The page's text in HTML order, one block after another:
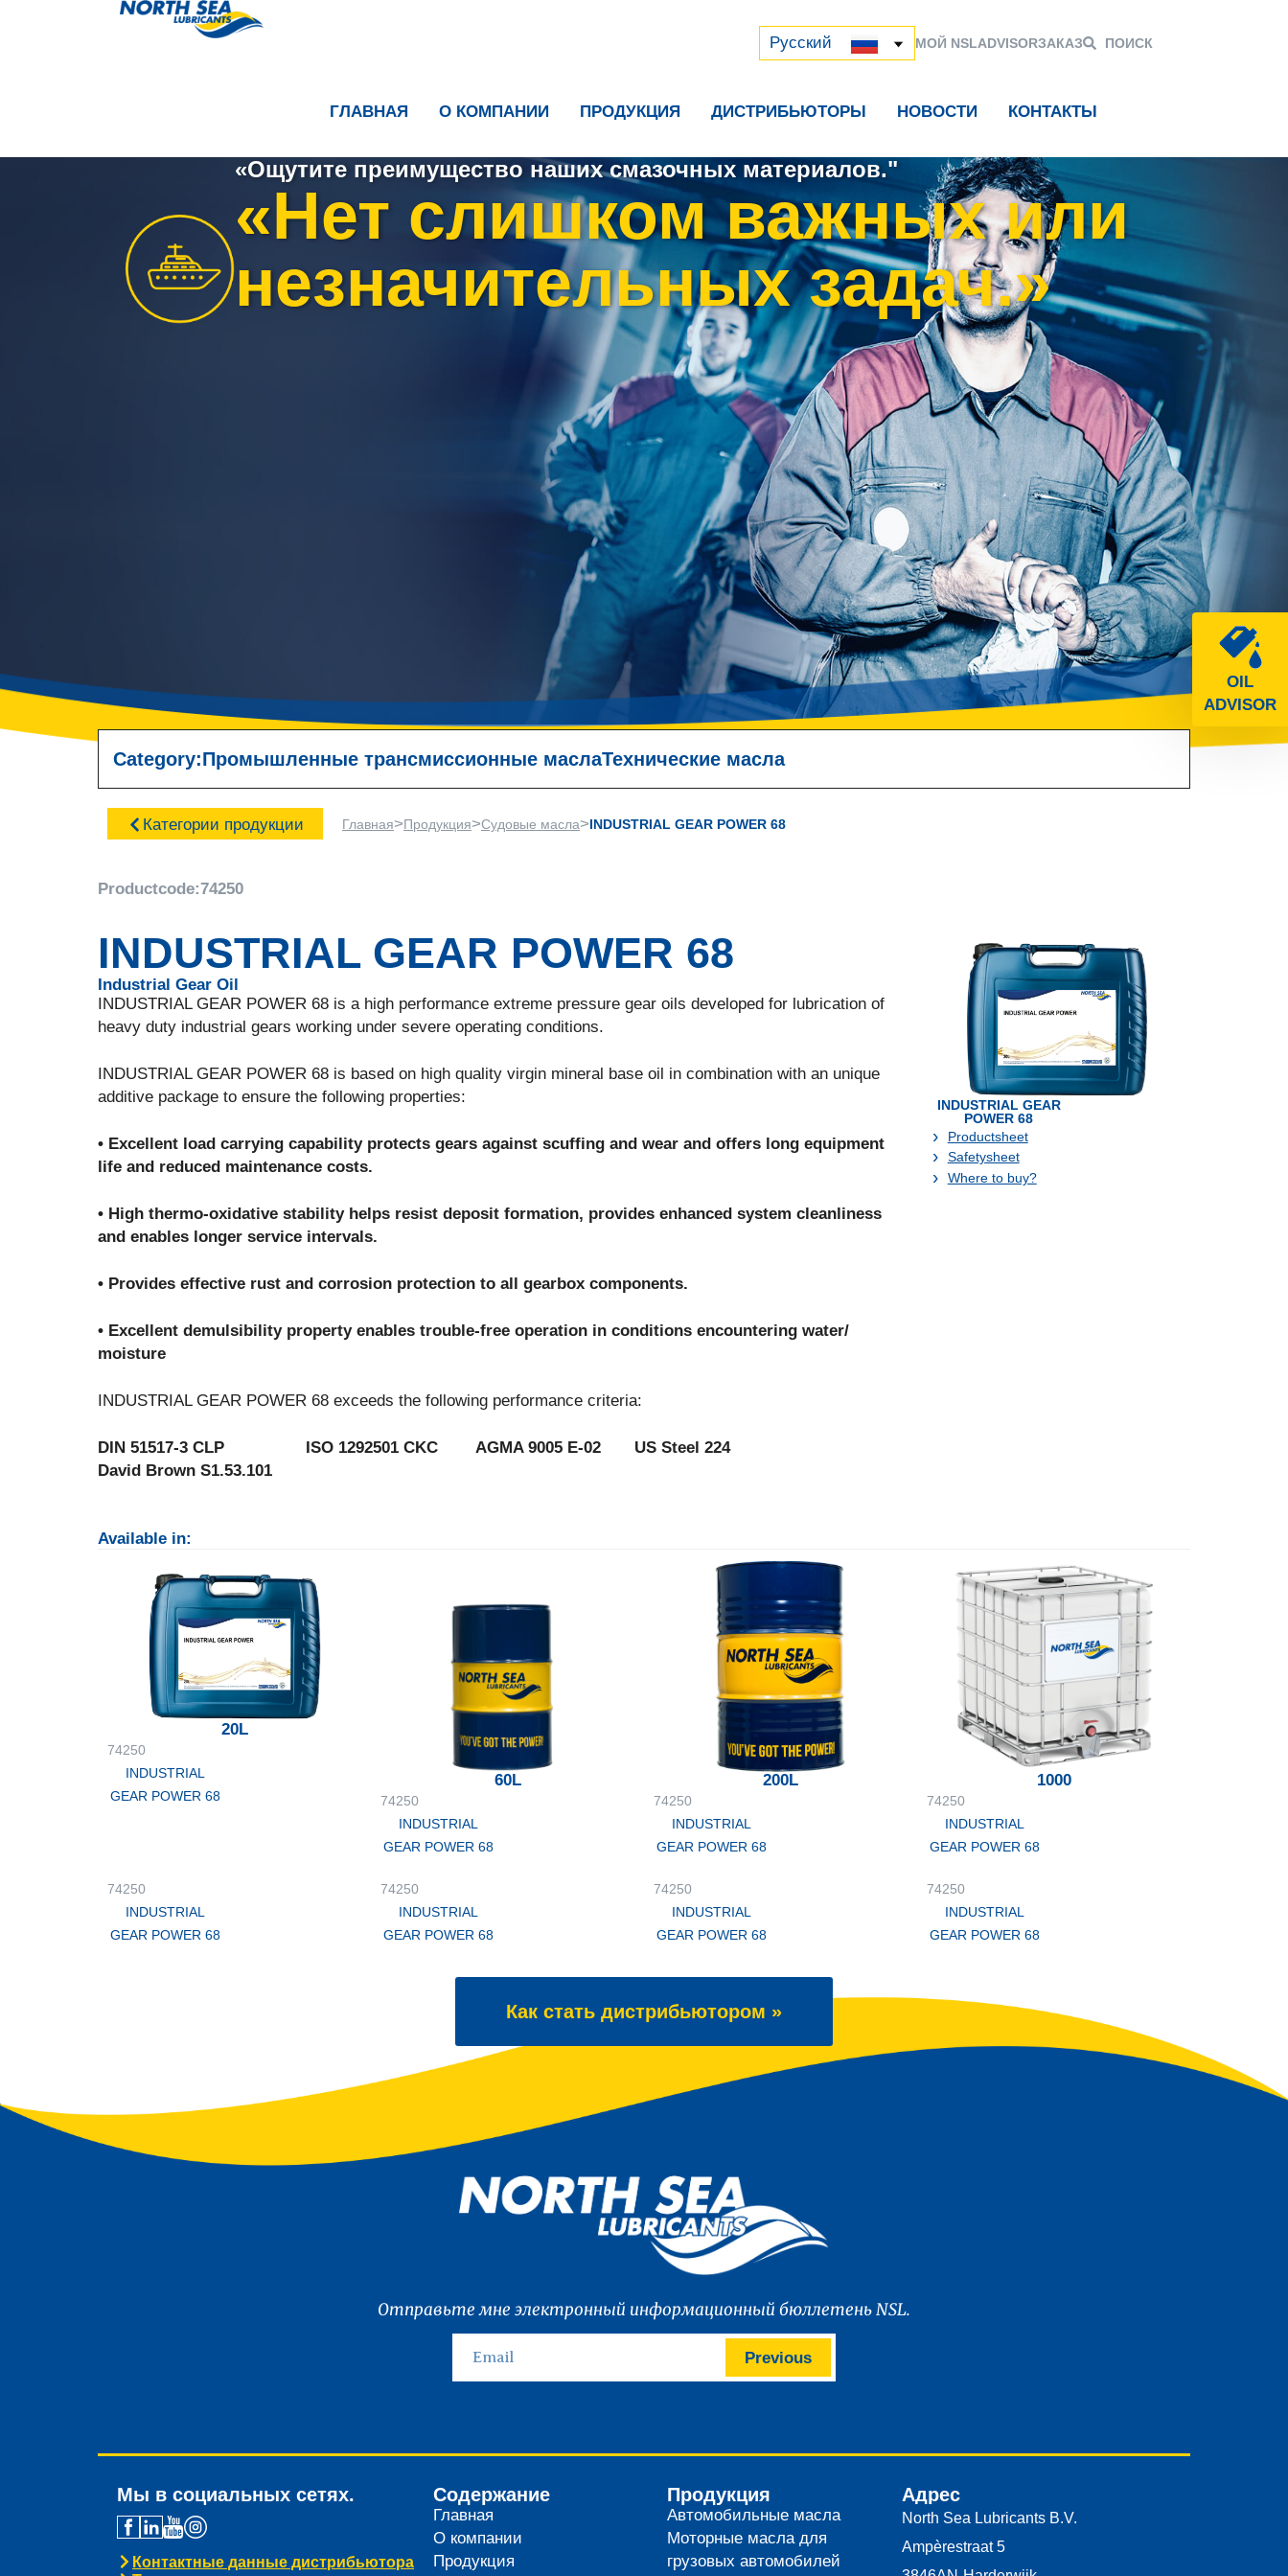
Русский
中文 (中国) МОЙ NSLADVISORЗАКАЗ ПОИСК
ГЛАВНАЯ О КОМПАНИИ ПРОДУКЦИЯ ДИСТРИБЬЮТОРЫ НОВОСТИ КОНТАКТЫ
OIL
ADVISOR
«Ощутите преимущество наших смазочных материалов."
«Нет слишком важных или
незначительных задач.»
Category:Промышленные трансмиссионные маслаТехнические масла
Категории продукции Главная>Продукция>Судовые масла>INDUSTRIAL GEAR POWER 68
Productcode:74250
INDUSTRIAL GEAR POWER 68
Industrial Gear Oil
INDUSTRIAL GEAR POWER 68 is a high performance extreme pressure gear oils developed for lubrication of
heavy duty industrial gears working under severe operating conditions.
INDUSTRIAL GEAR POWER 68 is based on high quality virgin mineral base oil in combination with an unique
additive package to ensure the following properties:
• Excellent load carrying capability protects gears against scuffing and wear and offers long equipment
life and reduced maintenance costs.
• High thermo-oxidative stability helps resist deposit formation, provides enhanced system cleanliness
and enables longer service intervals.
• Provides effective rust and corrosion protection to all gearbox components.
• Excellent demulsibility property enables trouble-free operation in conditions encountering water/
moisture
INDUSTRIAL GEAR POWER 68 exceeds the following performance criteria:
DIN 51517-3 CLP ISO 1292501 CKC AGMA 9005 E-02 US Steel 224
David Brown S1.53.101
INDUSTRIAL GEAR
POWER 68
Productsheet
Safetysheet
Where to buy?
Available in:
20L
74250
INDUSTRIAL
GEAR POWER 68
60L
74250
INDUSTRIAL
GEAR POWER 68
200L
74250
INDUSTRIAL
GEAR POWER 68
1000
74250
INDUSTRIAL
GEAR POWER 68
74250
INDUSTRIAL
GEAR POWER 68
74250
INDUSTRIAL
GEAR POWER 68
74250
INDUSTRIAL
GEAR POWER 68
74250
INDUSTRIAL
GEAR POWER 68
Как стать дистрибьютором »
Отправьте мне электронный информационный бюллетень NSL.
Previous
Мы в социальных сетях.
Контактные данные дистрибьютора
Содержание
Главная
О компании
Продукция
Продукция
Автомобильные масла
Моторные масла для
грузовых автомобилей
Адрес
North Sea Lubricants B.V.
Ampèrestraat 5